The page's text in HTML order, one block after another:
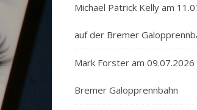
Michael Patrick Kelly am
auf der Bremer
Mark Forster am
Bremer Galopprennbahn